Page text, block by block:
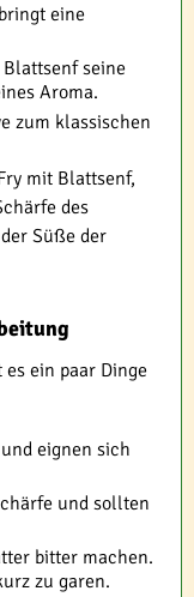
eine
seine
Aroma.
zum klassischen
mit Blattsenf,
des
Süße der
ein paar Dinge
eignen sich
und sollten
bitter machen.
zu garen.